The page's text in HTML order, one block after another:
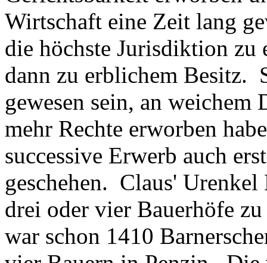
Wirtschaft eine Zeit lang
die höchste Jurisdiktion zu
dann zu erblichem Besitz.
gewesen sein, an
mehr Rechte erworben
successive Erwerb auch
geschehen. Claus'
drei oder vier Bauerhöfe
war schon 1410